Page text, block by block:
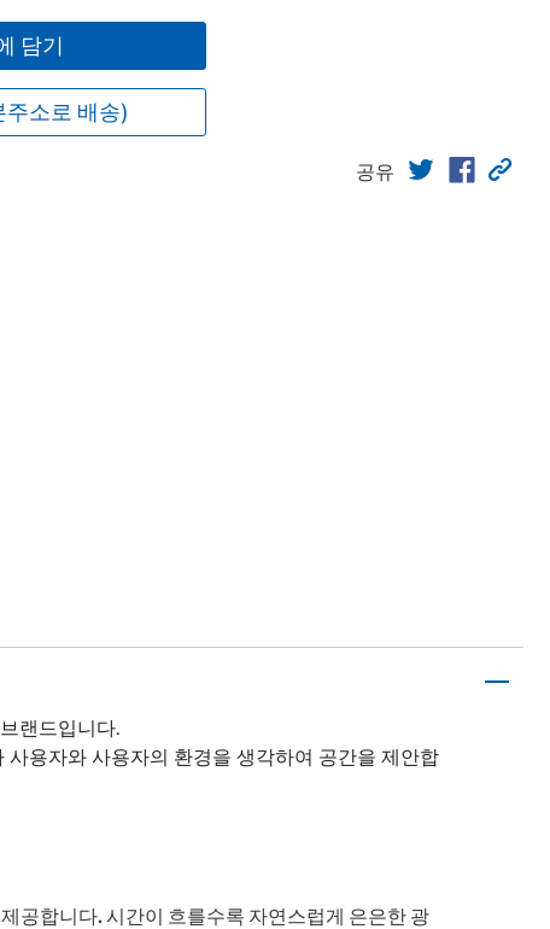
담기
소로 배송)
공유
랜드입니다.
용자와 사용자의 환경을 생각하여 공간을 제안합
공합니다. 시간이 흐를수록 자연스럽게 은은한 광